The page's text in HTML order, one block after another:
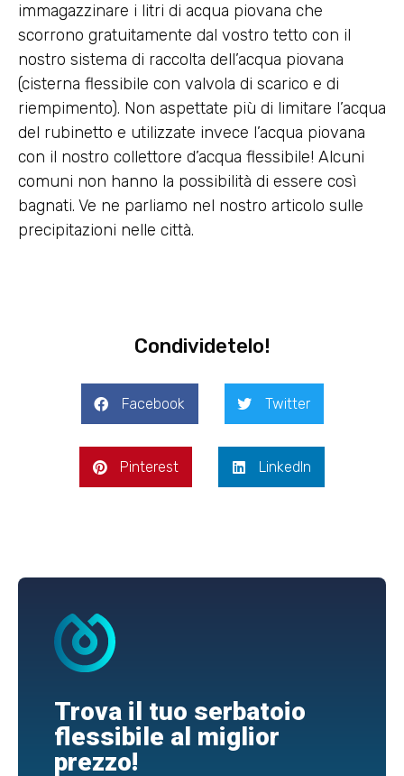
immagazzinare i litri di acqua piovana che
scorrono gratuitamente dal vostro tetto con il
nostro sistema di raccolta dell’acqua piovana
(cisterna flessibile con valvola di scarico e di
riempimento). Non aspettate più di limitare l’acqua
del rubinetto e utilizzate invece l’acqua piovana
con il nostro collettore d’acqua flessibile! Alcuni
comuni non hanno la possibilità di essere così
bagnati. Ve ne parliamo nel nostro articolo sulle
precipitazioni nelle città.
Condividetelo!
Facebook Twitter
Pinterest LinkedIn
Trova il tuo serbatoio
flessibile al miglior
prezzo!